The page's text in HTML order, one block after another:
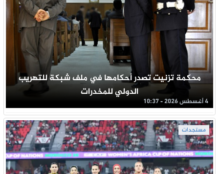
محكمة تزنيت تصدر أحكامها في ملف شبكة للتهريب
الدولي للمخدرات
4 أغسطس 2026 - 10:37
مستجدات